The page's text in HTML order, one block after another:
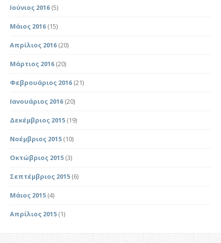
Ιούνιος 2016 (5)
Μάιος 2016 (15)
Απρίλιος 2016 (20)
Μάρτιος 2016 (20)
Φεβρουάριος 2016 (21)
Ιανουάριος 2016 (20)
Δεκέμβριος 2015 (19)
Νοέμβριος 2015 (10)
Οκτώβριος 2015 (3)
Σεπτέμβριος 2015 (6)
Μάιος 2015 (4)
Απρίλιος 2015 (1)